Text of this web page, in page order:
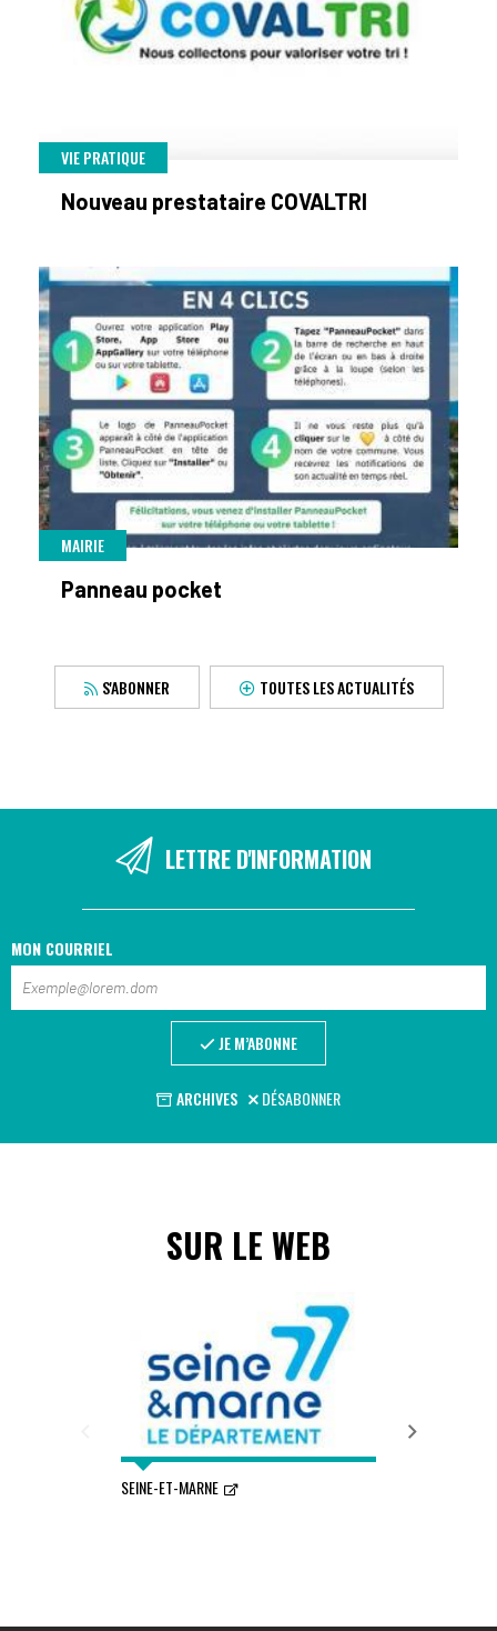
VIE PRATIQUE
Nouveau prestataire COVALTRI
MAIRIE
Panneau pocket
S'ABONNER TOUTES LES ACTUALITÉS
LETTRE D'INFORMATION
MON COURRIEL
JE M’ABONNE
ARCHIVES DÉSABONNER
SUR LE WEB
SEINE-ET-MARNE